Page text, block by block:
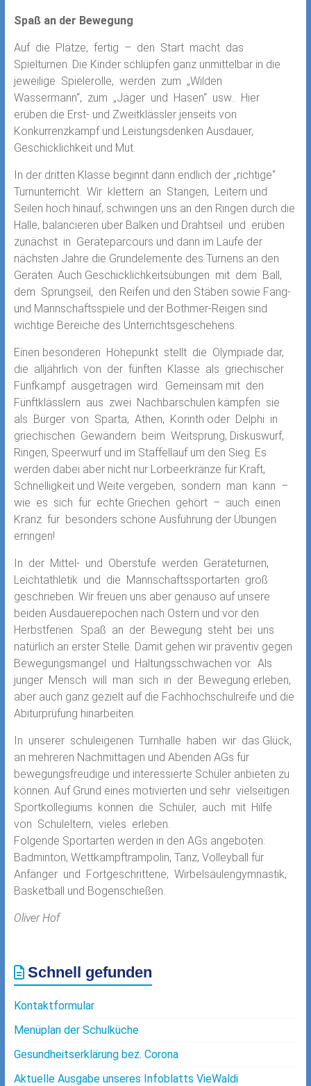
Spaß an der Bewegung
Auf die Plätze, fertig – den Start macht das
Spielturnen. Die Kinder schlüpfen ganz unmittelbar in die
jeweilige Spielerolle, werden zum „Wilden
Wassermann“, zum „Jäger und Hasen“ usw.. Hier
erüben die Erst- und Zweitklässler jenseits von
Konkurrenzkampf und Leistungsdenken Ausdauer,
Geschicklichkeit und Mut.
In der dritten Klasse beginnt dann endlich der „richtige“
Turnunterricht. Wir klettern an Stangen, Leitern und
Seilen hoch hinauf, schwingen uns an den Ringen durch die
Halle, balancieren über Balken und Drahtseil und erüben
zunächst in Geräteparcours und dann im Laufe der
nächsten Jahre die Grundelemente des Turnens an den
Geräten. Auch Geschicklichkeitsübungen mit dem Ball,
dem Sprungseil, den Reifen und den Stäben sowie Fang-
und Mannschaftsspiele und der Bothmer-Reigen sind
wichtige Bereiche des Unterrichtsgeschehens.
Einen besonderen Höhepunkt stellt die Olympiade dar,
die alljährlich von der fünften Klasse als griechischer
Fünfkampf ausgetragen wird. Gemeinsam mit den
Fünftklässlern aus zwei Nachbarschulen kämpfen sie
als Bürger von Sparta, Athen, Korinth oder Delphi in
griechischen Gewändern beim Weitsprung, Diskuswurf,
Ringen, Speerwurf und im Staffellauf um den Sieg. Es
werden dabei aber nicht nur Lorbeerkränze für Kraft,
Schnelligkeit und Weite vergeben, sondern man kann –
wie es sich für echte Griechen gehört – auch einen
Kranz für besonders schöne Ausführung der Übungen
erringen!
In der Mittel- und Oberstufe werden Geräteturnen,
Leichtathletik und die Mannschaftssportarten groß
geschrieben. Wir freuen uns aber genauso auf unsere
beiden Ausdauerepochen nach Ostern und vor den
Herbstferien. Spaß an der Bewegung steht bei uns
natürlich an erster Stelle. Damit gehen wir präventiv gegen
Bewegungsmangel und Haltungsschwächen vor. Als
junger Mensch will man sich in der Bewegung erleben,
aber auch ganz gezielt auf die Fachhochschulreife und die
Abiturprüfung hinarbeiten.
In unserer schuleigenen Turnhalle haben wir das Glück,
an mehreren Nachmittagen und Abenden AGs für
bewegungsfreudige und interessierte Schüler anbieten zu
können. Auf Grund eines motivierten und sehr vielseitigen
Sportkollegiums können die Schüler, auch mit Hilfe
von Schuleltern, vieles erleben.
Folgende Sportarten werden in den AGs angeboten:
Badminton, Wettkampftrampolin, Tanz, Volleyball für
Anfänger und Fortgeschrittene, Wirbelsäulengymnastik,
Basketball und Bogenschießen.
Oliver Hof
Schnell gefunden
Kontaktformular
Menüplan der Schulküche
Gesundheitserklärung bez. Corona
Aktuelle Ausgabe unseres Infoblatts VieWaldi